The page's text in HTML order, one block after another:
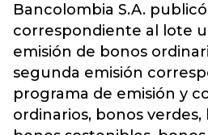
Bancolombia S.A.
correspondiente al lote
emisión de bonos
segunda emisión
programa de emisión y
ordinarios, bonos verdes,